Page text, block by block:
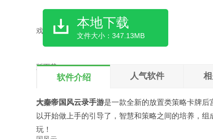
本地下载
文件大小：347.13MB
软件介绍 人气软件
大秦帝国风云录手游是一款全新的放置类策略卡牌后
以开始做上手的引导了，智慧和策略之间的培养，
玩！